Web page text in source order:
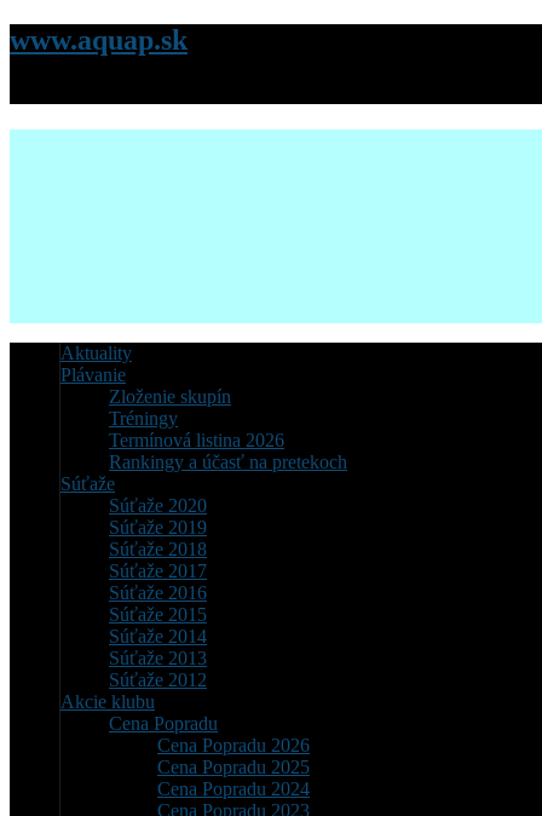
www.aquap.sk
Aktuality
Plávanie
Zloženie skupín
Tréningy
Termínová listina 2026
Rankingy a účasť na pretekoch
Súťaže
Súťaže 2020
Súťaže 2019
Súťaže 2018
Súťaže 2017
Súťaže 2016
Súťaže 2015
Súťaže 2014
Súťaže 2013
Súťaže 2012
Akcie klubu
Cena Popradu
Cena Popradu 2026
Cena Popradu 2025
Cena Popradu 2024
Cena Popradu 2023